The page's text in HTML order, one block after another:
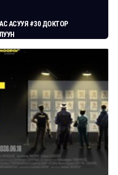
АСУУЯ #30 ДОКТОР
АСУУЯ #29 СГЗ С.ЦОГТБАЯР
АСУУЯ #28 ХУУЛЬЧ